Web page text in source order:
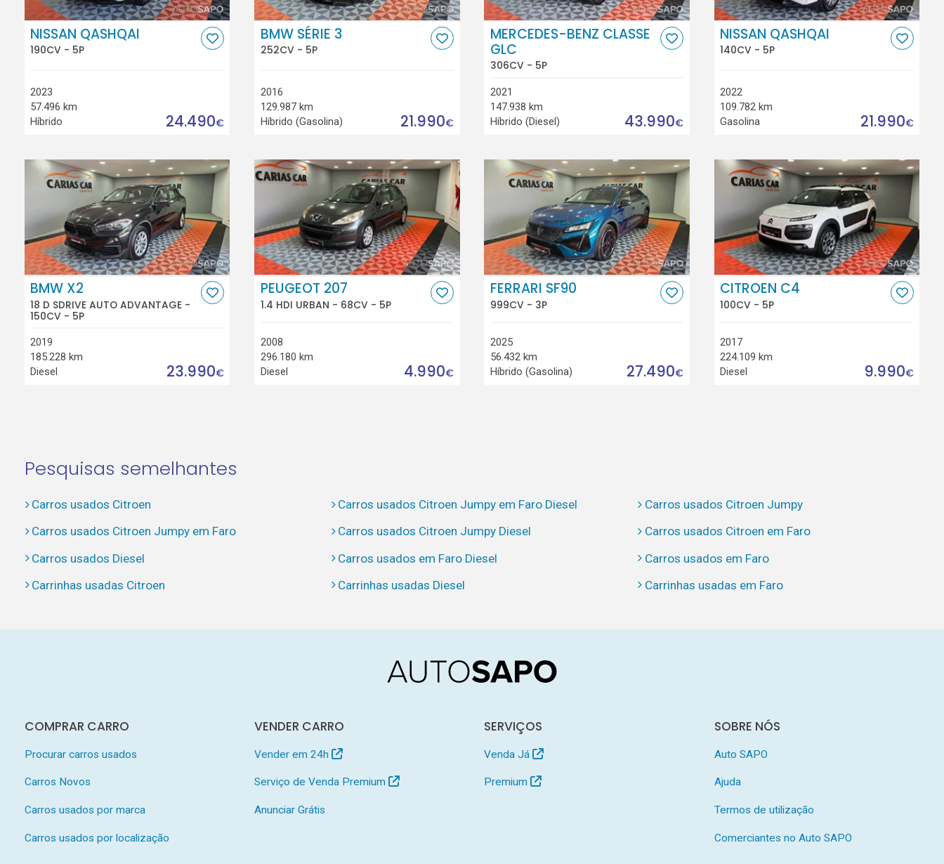
NISSAN QASHQAI
190CV - 5P
2023
57.496 km
Híbrido
24.490€
BMW SÉRIE 3
252CV - 5P
2016
129.987 km
Híbrido (Gasolina)
21.990€
MERCEDES-BENZ CLASSE
GLC
306CV - 5P
2021
147.938 km
Híbrido (Diesel)
43.990€
NISSAN QASHQAI
140CV - 5P
2022
109.782 km
Gasolina
21.990€
BMW X2
18 D SDRIVE AUTO ADVANTAGE -
150CV - 5P
2019
185.228 km
Diesel
23.990€
PEUGEOT 207
1.4 HDI URBAN - 68CV - 5P
2008
296.180 km
Diesel
4.990€
FERRARI SF90
999CV - 3P
2025
56.432 km
Híbrido (Gasolina)
27.490€
CITROEN C4
100CV - 5P
2017
224.109 km
Diesel
9.990€
Pesquisas semelhantes
Carros usados Citroen Carros usados Citroen Jumpy em Faro Diesel
Carros usados Citroen Jumpy
Carros usados Citroen Jumpy em Faro
Carros usados Citroen Jumpy Diesel
Carros usados Citroen em Faro
Carros usados Diesel
Carros usados em Faro Diesel
Carros usados em Faro
Carrinhas usadas Citroen
Carrinhas usadas Diesel Carrinhas usadas em Faro
COMPRAR CARRO
Procurar carros usados
Carros Novos
Carros usados por marca
Carros usados por localização
VENDER CARRO
Vender em 24h
Serviço de Venda Premium
Anunciar Grátis
SERVIÇOS
Venda Já
Premium
SOBRE NÓS
Auto SAPO
Ajuda
Termos de utilização
Comerciantes no Auto SAPO